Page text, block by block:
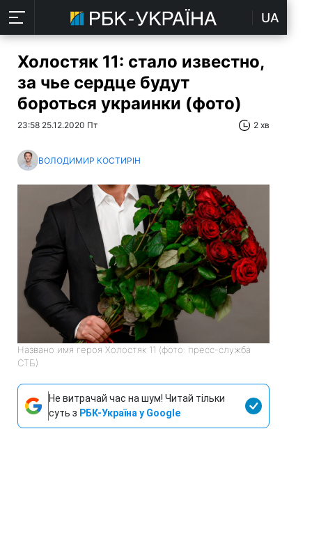
UA
Холостяк 11: стало известно,
за чье сердце будут
бороться украинки (фото)
23:58 25.12.2020 Пт 2 хв
ВОЛОДИМИР КОСТИРІН
Названо имя героя Холостяк 11 (фото: пресс-служба
СТБ)
Не витрачай час на шум! Читай тільки
суть з РБК-Україна у Google